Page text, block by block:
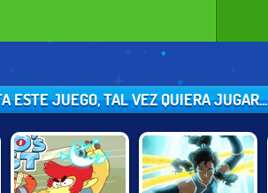
ESTE JUEGO, TAL VEZ QUIERA JUGAR...